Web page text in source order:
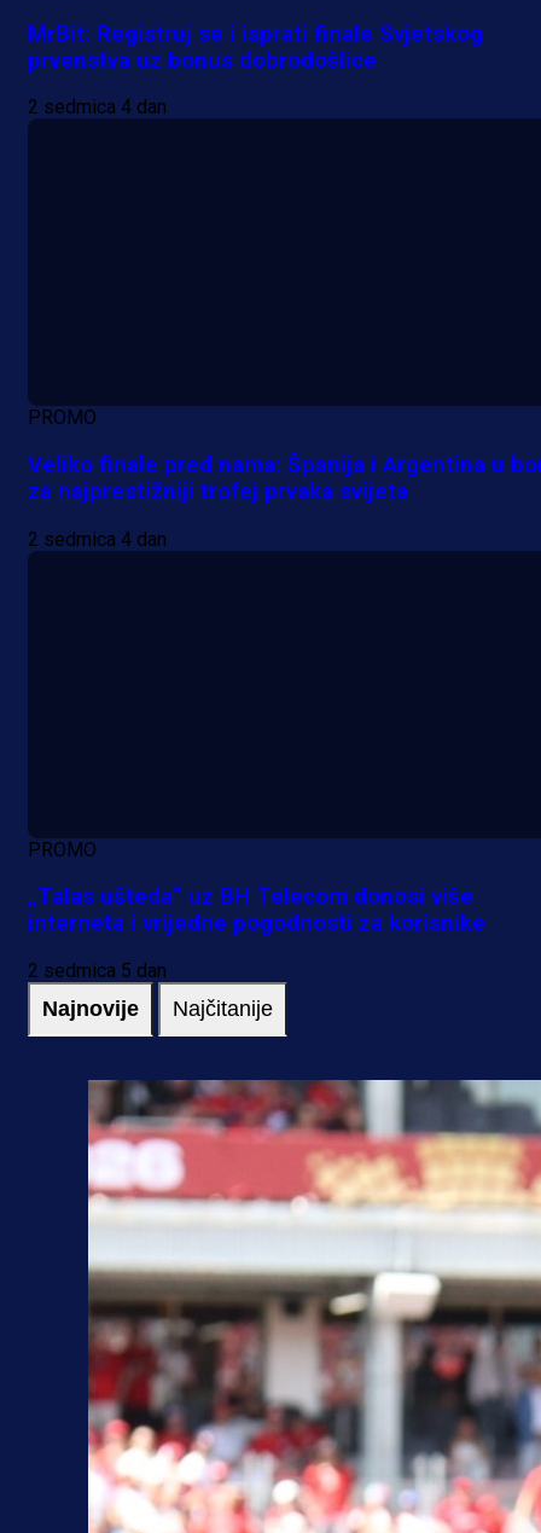
MrBit: Registruj se i isprati finale Svjetskog
prvenstva uz bonus dobrodošlice
2 sedmica 4 dan
PROMO
Veliko finale pred nama: Španija i Argentina u
za najprestižniji trofej prvaka svijeta
2 sedmica 4 dan
PROMO
„Talas ušteda“ uz BH Telecom donosi više
interneta i vrijedne pogodnosti za korisnike
2 sedmica 5 dan
Najnovije Najčitanije